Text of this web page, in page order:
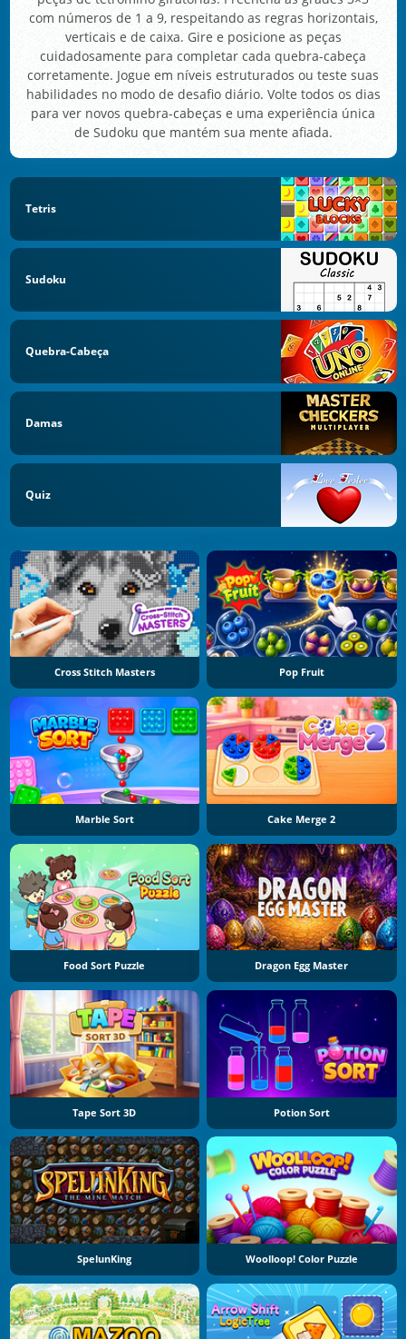
com números de 1 a 9, respeitando as regras horizontais,
verticais e de caixa. Gire e posicione as peças
cuidadosamente para completar cada quebra-cabeça
corretamente. Jogue em níveis estruturados ou teste suas
habilidades no modo de desafio diário. Volte todos os dias
para ver novos quebra-cabeças e uma experiência única
de Sudoku que mantém sua mente afiada.
Tetris
Sudoku
Quebra-Cabeça
Damas
Quiz
Cross Stitch Masters Pop Fruit
Marble Sort Cake Merge 2
Food Sort Puzzle Dragon Egg Master
Tape Sort 3D Potion Sort
SpelunKing Woolloop! Color Puzzle